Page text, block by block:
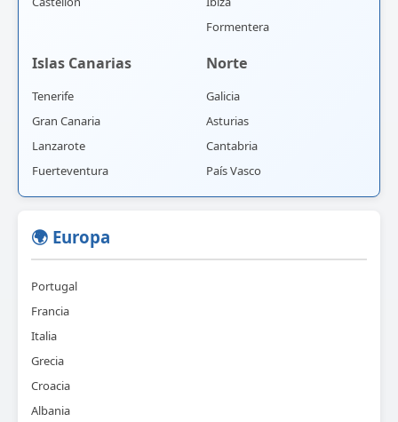
Formentera
Islas Canarias
Tenerife
Gran Canaria
Lanzarote
Fuerteventura
Norte
Galicia
Asturias
Cantabria
País Vasco
🌍 Europa
Portugal
Francia
Italia
Grecia
Croacia
Albania